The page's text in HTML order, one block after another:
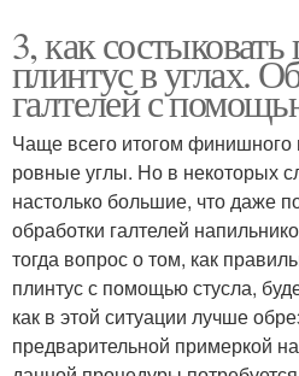
3, как
плинтус в углах.
галтелей с
Чаще всего итогом
ровные углы. Но в некоторых
настолько большие, что даже
обработки галтелей
тогда вопрос о том, как
плинтус с помощью стусла,
как в этой ситуации лучше
предварительной примеркой